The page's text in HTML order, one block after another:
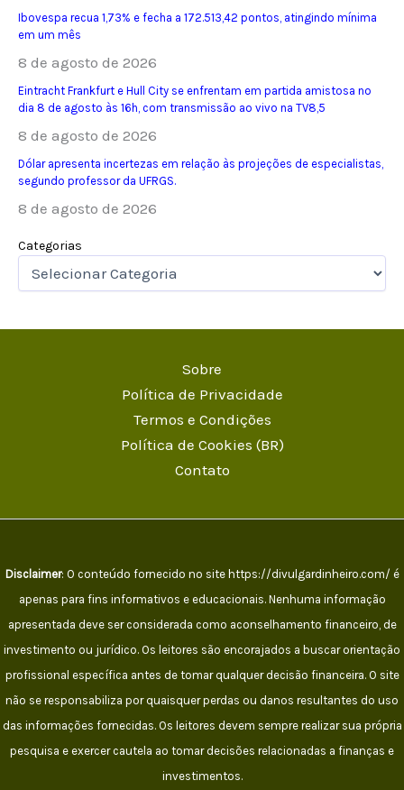
Ibovespa recua 1,73% e fecha a 172.513,42 pontos, atingindo mínima
em um mês
8 de agosto de 2026
Eintracht Frankfurt e Hull City se enfrentam em partida amistosa no
dia 8 de agosto às 16h, com transmissão ao vivo na TV8,5
8 de agosto de 2026
Dólar apresenta incertezas em relação às projeções de especialistas,
segundo professor da UFRGS.
8 de agosto de 2026
Categorias
Sobre
Política de Privacidade
Termos e Condições
Política de Cookies (BR)
Contato
Disclaimer: O conteúdo fornecido no site https://divulgardinheiro.com/ é
apenas para fins informativos e educacionais. Nenhuma informação
apresentada deve ser considerada como aconselhamento financeiro, de
investimento ou jurídico. Os leitores são encorajados a buscar orientação
profissional específica antes de tomar qualquer decisão financeira. O site
não se responsabiliza por quaisquer perdas ou danos resultantes do uso
das informações fornecidas. Os leitores devem sempre realizar sua própria
pesquisa e exercer cautela ao tomar decisões relacionadas a finanças e
investimentos.